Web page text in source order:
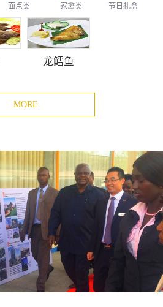
面点类 家禽类 节日礼盒
龙鳕鱼
MORE